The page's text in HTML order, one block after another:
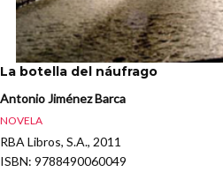
La botella del náufrago
Antonio Jiménez Barca
NOVELA
RBA Libros, S.A., 2011
ISBN: 9788490060049